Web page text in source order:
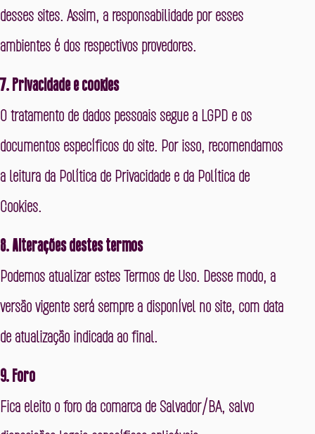
desses sites. Assim, a responsabilidade por esses
ambientes é dos respectivos provedores.
7. Privacidade e cookies
O tratamento de dados pessoais segue a LGPD e os
documentos específicos do site. Por isso, recomendamos
a leitura da Política de Privacidade e da Política de
Cookies.
8. Alterações destes termos
Podemos atualizar estes Termos de Uso. Desse modo, a
versão vigente será sempre a disponível no site, com data
de atualização indicada ao final.
9. Foro
Fica eleito o foro da comarca de Salvador/BA, salvo